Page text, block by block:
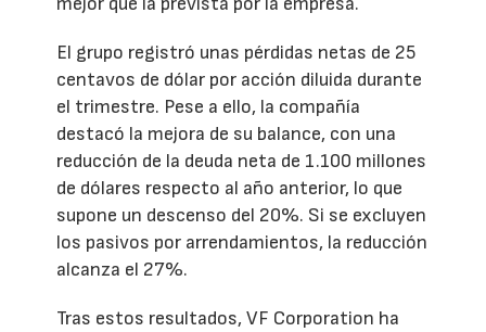
El grupo registró unas pérdidas netas de 25
centavos de dólar por acción diluida durante
el trimestre. Pese a ello, la compañía
destacó la mejora de su balance, con una
reducción de la deuda neta de 1.100 millones
de dólares respecto al año anterior, lo que
supone un descenso del 20%. Si se excluyen
los pasivos por arrendamientos, la reducción
alcanza el 27%.
Tras estos resultados, VF Corporation ha